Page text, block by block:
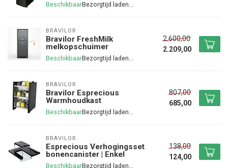
Beschikbaar
BRAVILOR
Bravilor FreshMilk
melkopschuimer
Beschikbaar
2.600,00
2.209,00
BRAVILOR
Bravilor Esprecious
Warmhoudkast
Beschikbaar
807,00
685,00
BRAVILOR
Esprecious Verhogingsset
bonencanister | Enkel
Beschikbaar
138,00
124,00